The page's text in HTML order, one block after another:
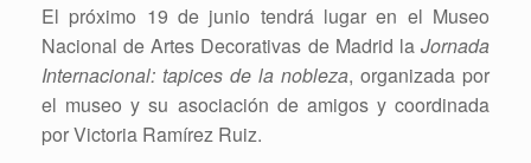
El próximo 19 de junio tendrá lugar en el Museo
Nacional de Artes Decorativas de Madrid la Jornada
Internacional: tapices de la nobleza, organizada por
el museo y su asociación de amigos y coordinada
por Victoria Ramírez Ruiz.